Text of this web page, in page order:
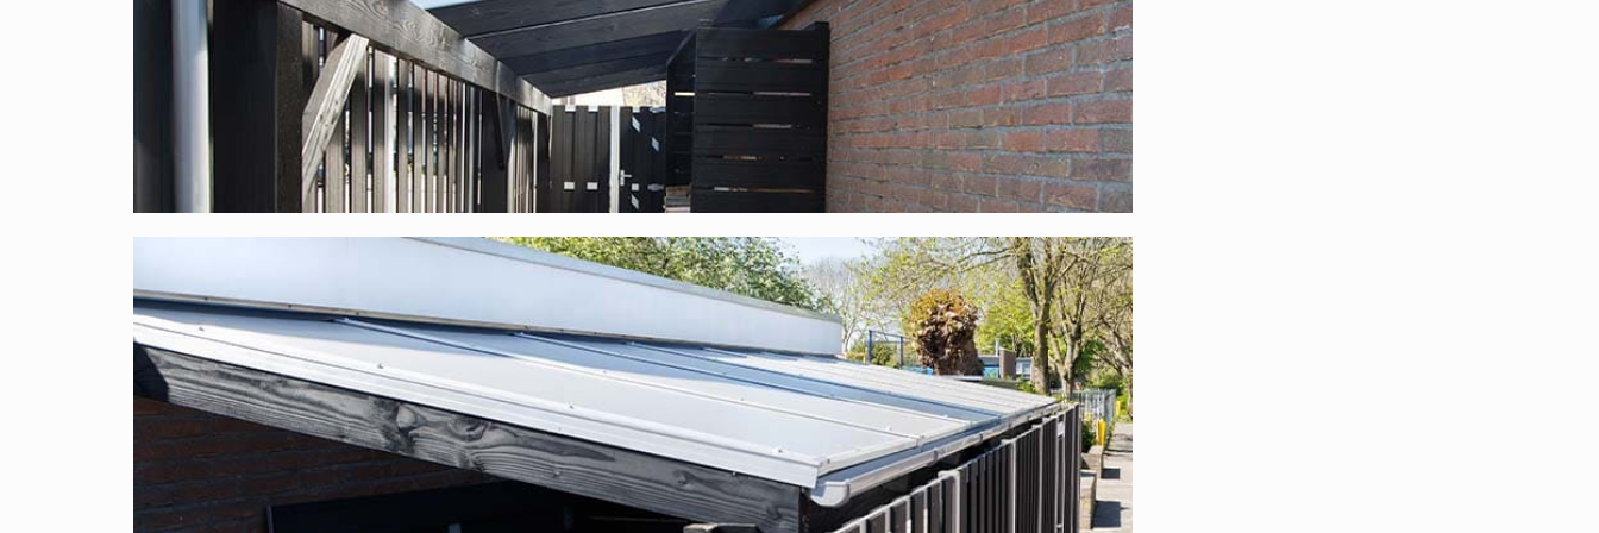
Wohnzimmerfenster? Nein, darüber brauchen Sie sich gar keine Gedanken machen. Unsere opalweißen Platten lassen
55 % des Lichts durch, also viel mehr, als Sie vermutlich denken.
Woraus besteht dieses Komplettdach aus Polycarbonat-Stegplatten?
Bei XXL Direct finden Sie professionelle Qualität zu einem sehr attraktiven Preis. Unsere Materialien wurden sorgfältig
ausgewählt und stammen ausschließlich aus Europa. Des Weiteren erhalten Sie
10 Jahre Garantieauf das komplette Dach.
UV- und hagelbeständig
Hierunter finden Sie eine Auflistung aller Artikel, die zu diesem Komplettdach gehören:
Polycarbonat X-Wall-Stegplatten 16 mm
: Entsprechen vollständig der Bauverordnung und verfügen über eine CE-
Kennzeichnung;
Aluminium- Oberprofile: Mit diesen Profilen werden die Polycarbonatplatten auf der Unterkonstruktion
festgeklemmt;
EPDM- Abdichtungsstreifen: Speziell bei uns hergestellter EPDM-Streifen, der dank seiner Zusammensetzung die
Polycarbonatplatten nicht angreifen kann. Unsere EPDM-Streifen halten viele Jahrzehnte lang;
EPDM-Unterleggummi
: Speziell bei uns hergestellter EPDM-Unterleggummi, der dank seiner Zusammensetzung die
Polycarbonatplatten nicht angreifen kann. Unsere EPDM-Unterleggummis halten viele Jahrzehnte lang;
Selbstbohrende Holzschrauben
: Verzinkte Holzschraube mit Neopren-Ring;